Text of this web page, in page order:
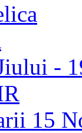
-
15